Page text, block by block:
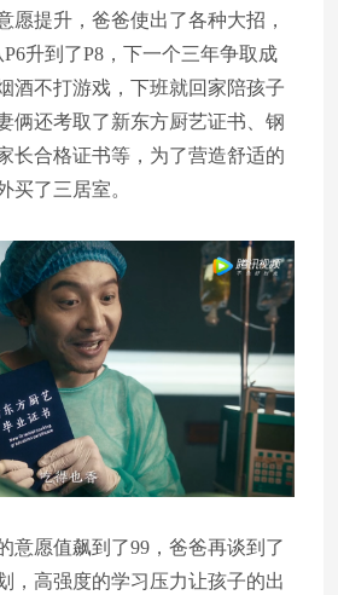
愿提升，爸爸使出了各种大招，
升到了P8，下一个三年争取成
酒不打游戏，下班就回家陪孩子
俩还考取了新东方厨艺证书、钢
长合格证书等，为了营造舒适的
买了三居室。
意愿值飙到了99，爸爸再谈到了
，高强度的学习压力让孩子的出